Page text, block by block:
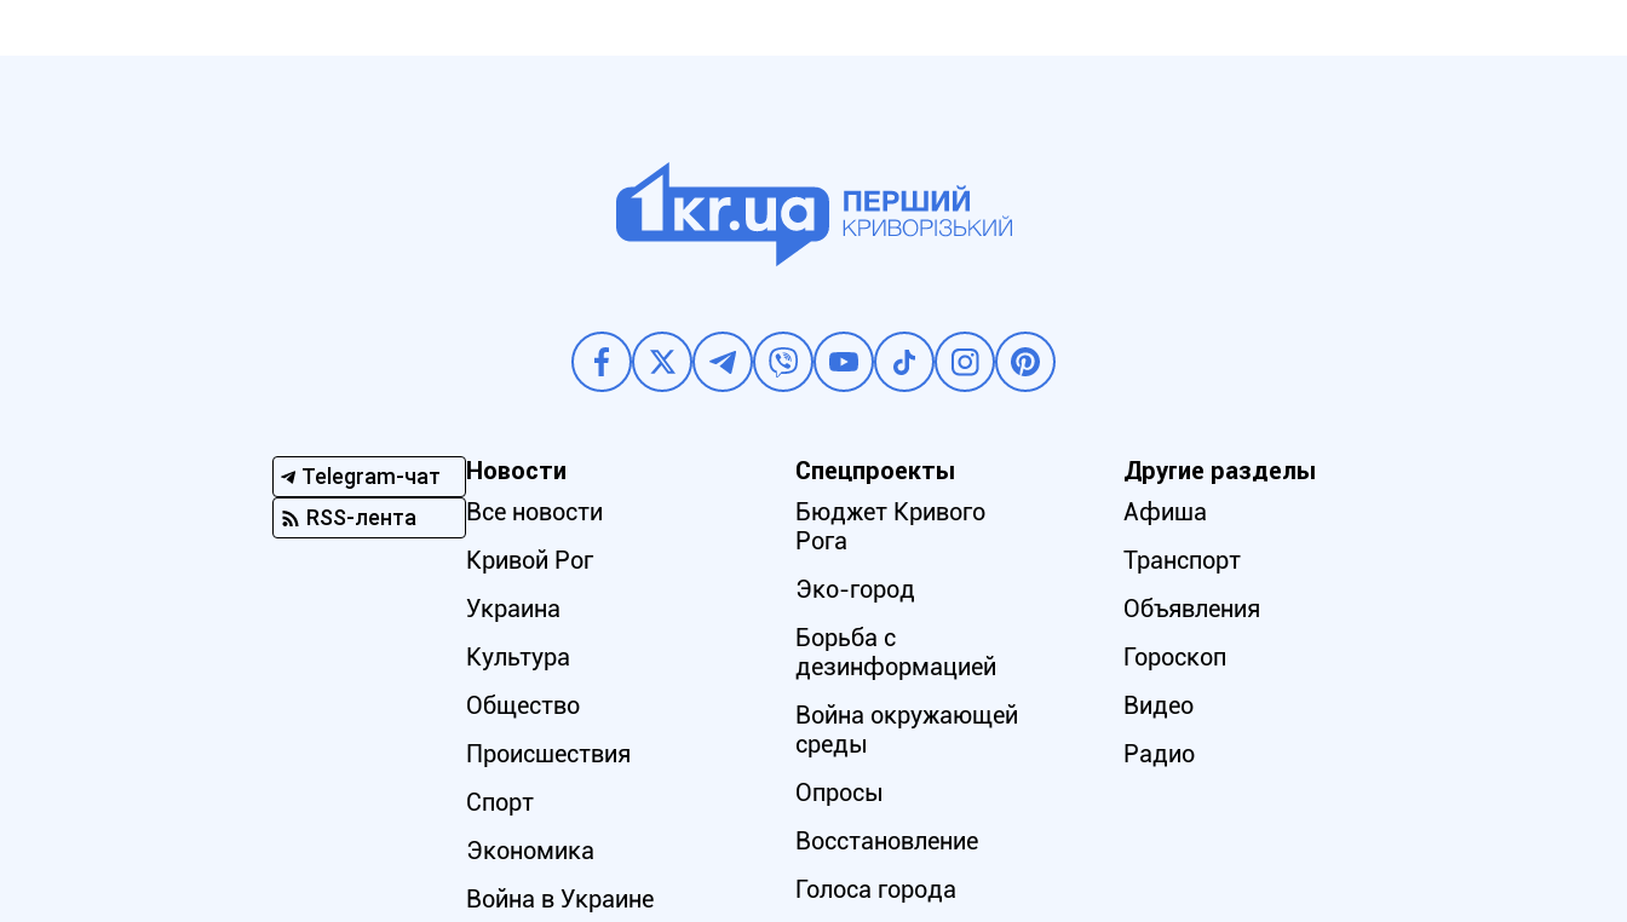
Telegram-чат
RSS-лента
Новости
Все новости
Кривой Рог
Украина
Культура
Общество
Происшествия
Спорт
Экономика
Война в Украине
Спецпроекты
Бюджет Кривого
Рога
Эко-город
Борьба с
дезинформацией
Война окружающей
среды
Опросы
Восстановление
Голоса города
Другие разделы
Афиша
Транспорт
Объявления
Гороскоп
Видео
Радио